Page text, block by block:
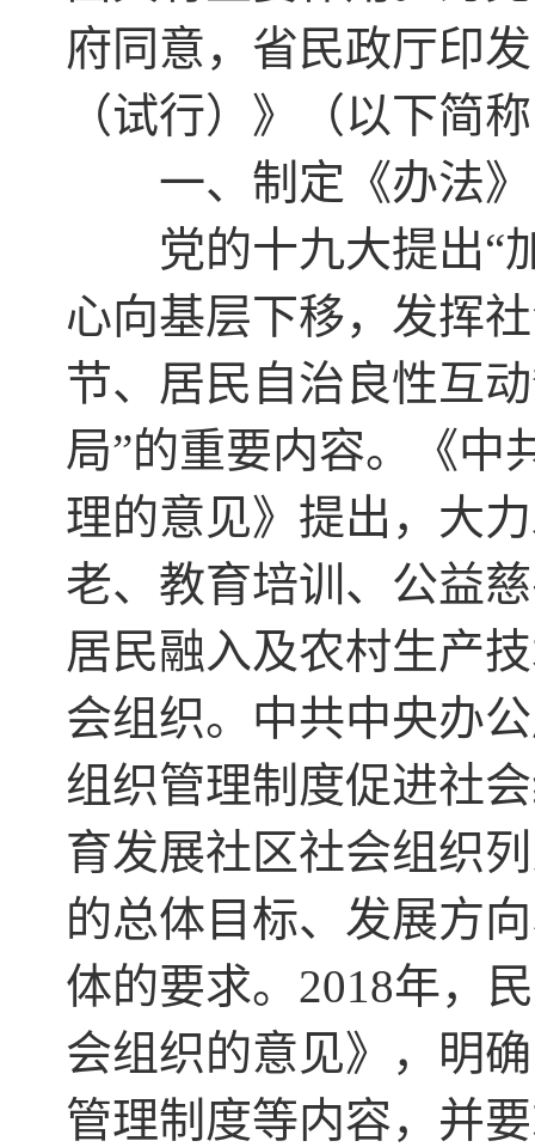
府同意，省民政厅印
（试行）》（以下简
一、制定《办法》
党的十九大提出“加
心向基层下移，发挥
节、居民自治良性互
局”的重要内容。《中
理的意见》提出，大
老、教育培训、公益
居民融入及农村生产
会组织。中共中央办
组织管理制度促进社
育发展社区社会组织
的总体目标、发展方
体的要求。2018年，
会组织的意见》，明
管理制度等内容，并